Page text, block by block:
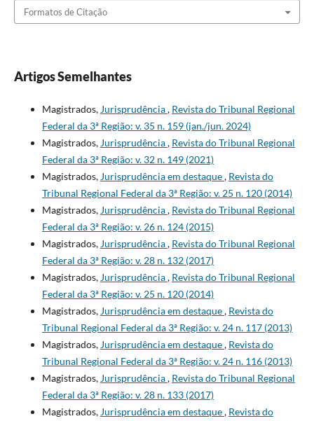
Formatos de Citação
Artigos Semelhantes
Magistrados, Jurisprudência, Revista do Tribunal Regional
Federal da 3ª Região: v. 35 n. 159 (jan./jun. 2024)
Magistrados, Jurisprudência, Revista do Tribunal Regional
Federal da 3ª Região: v. 32 n. 149 (2021)
Magistrados, Jurisprudência em destaque, Revista do
Tribunal Regional Federal da 3ª Região: v. 25 n. 120 (2014)
Magistrados, Jurisprudência, Revista do Tribunal Regional
Federal da 3ª Região: v. 26 n. 124 (2015)
Magistrados, Jurisprudência, Revista do Tribunal Regional
Federal da 3ª Região: v. 28 n. 132 (2017)
Magistrados, Jurisprudência, Revista do Tribunal Regional
Federal da 3ª Região: v. 25 n. 120 (2014)
Magistrados, Jurisprudência em destaque, Revista do
Tribunal Regional Federal da 3ª Região: v. 24 n. 117 (2013)
Magistrados, Jurisprudência em destaque, Revista do
Tribunal Regional Federal da 3ª Região: v. 24 n. 116 (2013)
Magistrados, Jurisprudência, Revista do Tribunal Regional
Federal da 3ª Região: v. 28 n. 133 (2017)
Magistrados, Jurisprudência em destaque, Revista do